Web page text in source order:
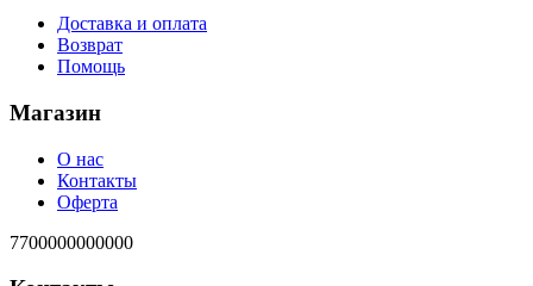
Доставка и оплата
Возврат
Помощь
Магазин
О нас
Контакты
Оферта
7700000000000